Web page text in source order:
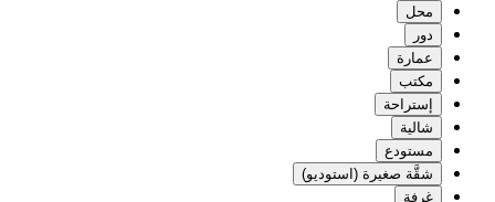
محل
دور
عمارة
مكتب
إستراحة
شالية
مستودع
شقَّة صغيرة (استوديو)
غرفة